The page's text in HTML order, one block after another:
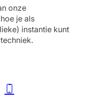
onze
je als
instantie kunt